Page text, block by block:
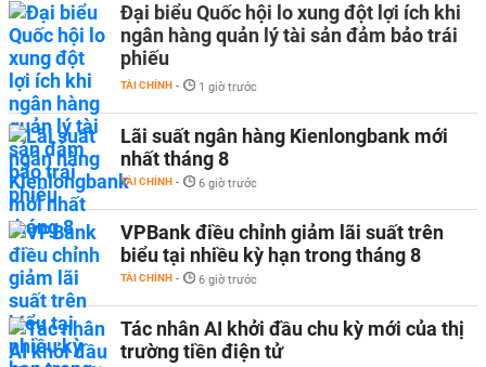
Đại biểu Quốc hội lo xung đột lợi ích khi
ngân hàng quản lý tài sản đảm bảo trái
phiếu
TÀI CHÍNH - 1 giờ trước
Lãi suất ngân hàng Kienlongbank mới
nhất tháng 8
TÀI CHÍNH - 6 giờ trước
VPBank điều chỉnh giảm lãi suất trên
biểu tại nhiều kỳ hạn trong tháng 8
TÀI CHÍNH - 6 giờ trước
Tác nhân AI khởi đầu chu kỳ mới của thị
trường tiền điện tử